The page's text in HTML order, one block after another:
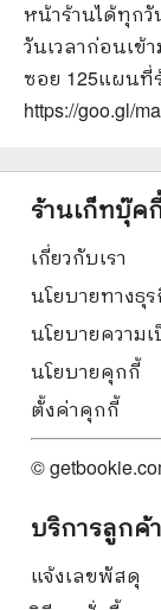
หน้าร้านได้ทุก
วันเวลาก่อนเข้
ซอย 125แผนที่
https://goo.gl/
ร้านเก็ทบุ๊ค
เกี่ยวกับเรา
นโยบายทางธุร
นโยบายความ
นโยบายคุกกี้
ตั้งค่าคุกกี้
©
บริการลูกค้า
แจ้งเลขพัสดุ